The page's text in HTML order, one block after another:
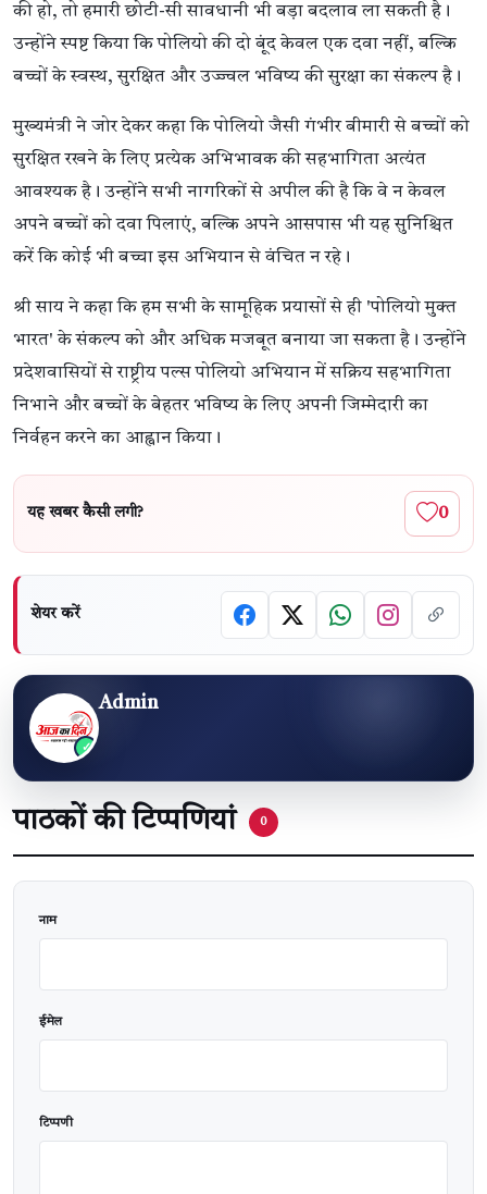
की हो, तो हमारी छोटी-सी सावधानी भी बड़ा बदलाव ला सकती है।
उन्होंने स्पष्ट किया कि पोलियो की दो बूंद केवल एक दवा नहीं, बल्कि
बच्चों के स्वस्थ, सुरक्षित और उज्ज्वल भविष्य की सुरक्षा का संकल्प है।
मुख्यमंत्री ने जोर देकर कहा कि पोलियो जैसी गंभीर बीमारी से बच्चों को
सुरक्षित रखने के लिए प्रत्येक अभिभावक की सहभागिता अत्यंत
आवश्यक है। उन्होंने सभी नागरिकों से अपील की है कि वे न केवल
अपने बच्चों को दवा पिलाएं, बल्कि अपने आसपास भी यह सुनिश्चित
करें कि कोई भी बच्चा इस अभियान से वंचित न रहे।
श्री साय ने कहा कि हम सभी के सामूहिक प्रयासों से ही 'पोलियो मुक्त
भारत' के संकल्प को और अधिक मजबूत बनाया जा सकता है। उन्होंने
प्रदेशवासियों से राष्ट्रीय पल्स पोलियो अभियान में सक्रिय सहभागिता
निभाने और बच्चों के बेहतर भविष्य के लिए अपनी जिम्मेदारी का
निर्वहन करने का आह्वान किया।
यह खबर कैसी लगी? 0
शेयर करें
Admin
पाठकों की टिप्पणियां 0
नाम
ईमेल
टिप्पणी